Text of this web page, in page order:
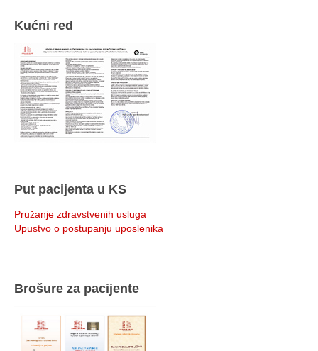
Kućni red
Put pacijenta u KS
Pružanje zdravstvenih usluga
Upustvo o postupanju uposlenika
Brošure za pacijente